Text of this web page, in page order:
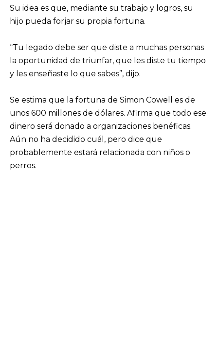
Su idea es que, mediante su trabajo y logros, su
hijo pueda forjar su propia fortuna.
“Tu legado debe ser que diste a muchas personas
la oportunidad de triunfar, que les diste tu tiempo
y les enseñaste lo que sabes”, dijo.
Se estima que la fortuna de Simon Cowell es de
unos 600 millones de dólares. Afirma que todo ese
dinero será donado a organizaciones benéficas.
Aún no ha decidido cuál, pero dice que
probablemente estará relacionada con niños o
perros.